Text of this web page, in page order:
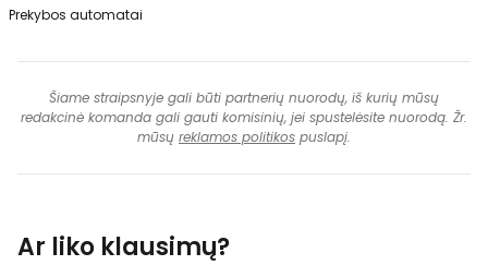
Prekybos automatai
Šiame straipsnyje gali būti partnerių nuorodų, iš kurių mūsų
redakcinė komanda gali gauti komisinių, jei spustelėsite nuorodą. Žr.
mūsų reklamos politikos puslapį.
Ar liko klausimų?